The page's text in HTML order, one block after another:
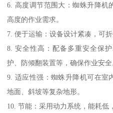
6. 高度调节范围大：蜘蛛升降机
高度的作业需求。
7. 便于运输：设备设计紧凑，可
8. 安全性高：配备多重安全保
护、防倾翻装置等，确保作业安全
9. 适应性强：蜘蛛升降机可在室
地面、斜坡等复杂地形。
10. 节能：采用动力系统，能耗低